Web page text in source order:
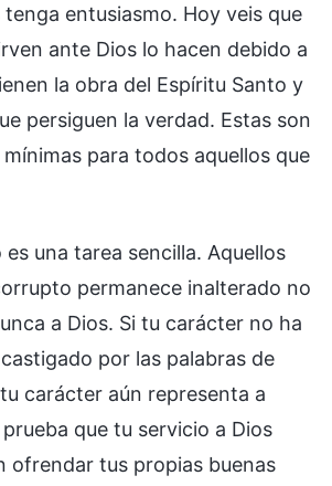
entusiasmo. Hoy veis que
ante Dios lo hacen debido a
la obra del Espíritu Santo y
persiguen la verdad. Estas son
para todos aquellos que
es una tarea sencilla. Aquellos
permanece inalterado no
a Dios. Si tu carácter no ha
por las palabras de
carácter aún representa a
que tu servicio a Dios
ofrendar tus propias buenas